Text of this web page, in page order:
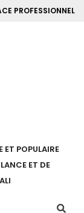
PROFESSIONNEL
ET POPULAIRE
ET DE